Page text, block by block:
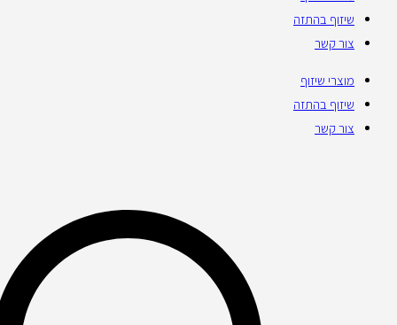
שיזוף בהתזה
צור קשר
מוצרי שיזוף
שיזוף בהתזה
צור קשר